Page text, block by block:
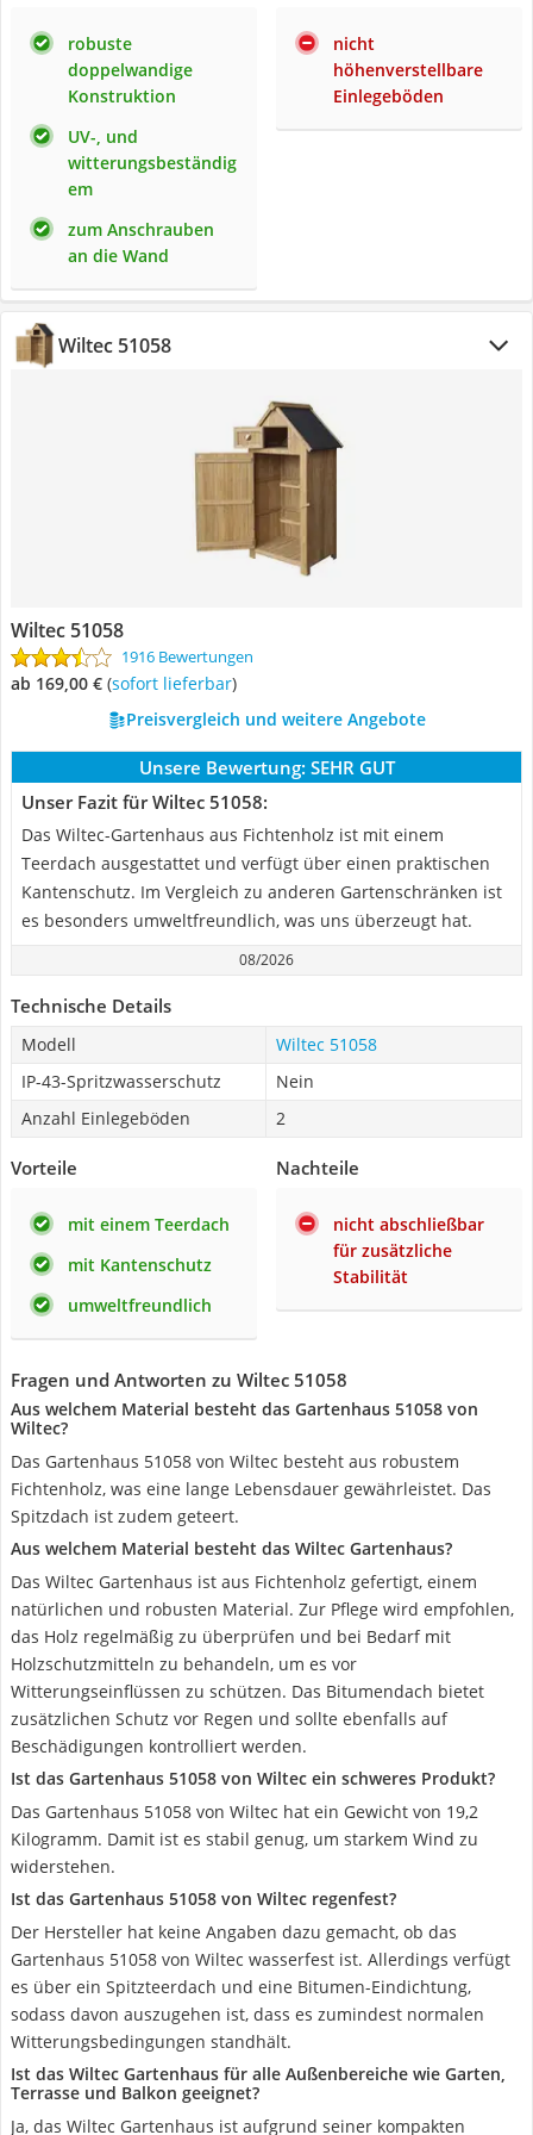
robuste
doppelwandige
Konstruktion
UV-, und
witterungsbeständig
em
zum Anschrauben
an die Wand
nicht
höhenverstellbare
Einlegeböden
Wiltec 51058
Wiltec 51058
1916 Bewertungen
ab 169,00 € ( Sofort lieferbar)
Preisvergleich und weitere Angebote
Unsere Bewertung: SEHR GUT
Unser Fazit für Wiltec 51058:
Das Wiltec-Gartenhaus aus Fichtenholz ist mit einem
Teerdach ausgestattet und verfügt über einen praktischen
Kantenschutz. Im Vergleich zu anderen Gartenschränken ist
es besonders umweltfreundlich, was uns überzeugt hat.
08/2026
Technische Details
Modell
Wiltec 51058
IP-43-Spritzwasserschutz
Nein
Anzahl Einlegeböden
2
Vorteile
mit einem Teerdach
mit Kantenschutz
umweltfreundlich
Nachteile
nicht abschließbar
für zusätzliche
Stabilität
Fragen und Antworten zu Wiltec 51058
Aus welchem Material besteht das Gartenhaus 51058 von
Wiltec?
Das Gartenhaus 51058 von Wiltec besteht aus robustem
Fichtenholz, was eine lange Lebensdauer gewährleistet. Das
Spitzdach ist zudem geteert.
Aus welchem Material besteht das Wiltec Gartenhaus?
Das Wiltec Gartenhaus ist aus Fichtenholz gefertigt, einem
natürlichen und robusten Material. Zur Pflege wird empfohlen,
das Holz regelmäßig zu überprüfen und bei Bedarf mit
Holzschutzmitteln zu behandeln, um es vor
Witterungseinflüssen zu schützen. Das Bitumendach bietet
zusätzlichen Schutz vor Regen und sollte ebenfalls auf
Beschädigungen kontrolliert werden.
Ist das Gartenhaus 51058 von Wiltec ein schweres Produkt?
Das Gartenhaus 51058 von Wiltec hat ein Gewicht von 19,2
Kilogramm. Damit ist es stabil genug, um starkem Wind zu
widerstehen.
Ist das Gartenhaus 51058 von Wiltec regenfest?
Der Hersteller hat keine Angaben dazu gemacht, ob das
Gartenhaus 51058 von Wiltec wasserfest ist. Allerdings verfügt
es über ein Spitzteerdach und eine Bitumen-Eindichtung,
sodass davon auszugehen ist, dass es zumindest normalen
Witterungsbedingungen standhält.
Ist das Wiltec Gartenhaus für alle Außenbereiche wie Garten,
Terrasse und Balkon geeignet?
Ja, das Wiltec Gartenhaus ist aufgrund seiner kompakten